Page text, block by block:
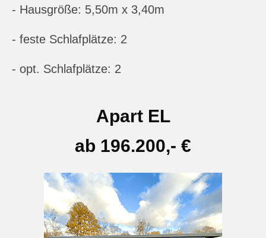
- Hausgröße: 5,50m x 3,40m
- feste Schlafplätze: 2
- opt. Schlafplätze: 2
Apart EL
ab 196.200,- €